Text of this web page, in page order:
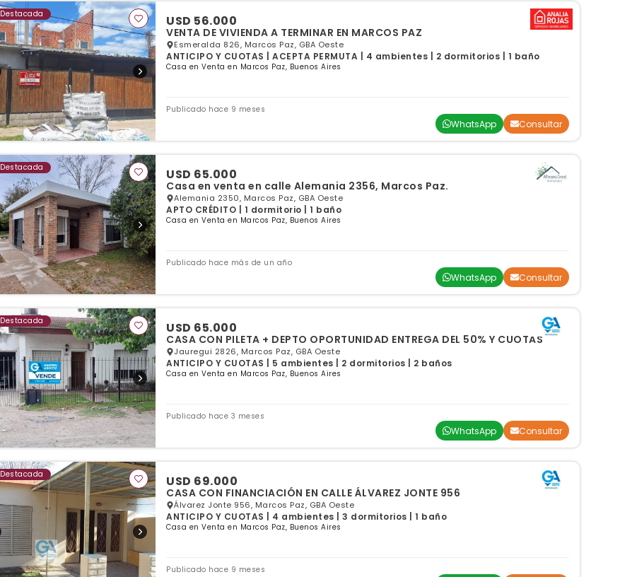
Destacada USD 56.000
VENTA DE VIVIENDA A TERMINAR EN MARCOS PAZ
Esmeralda 826, Marcos Paz, GBA Oeste
ANTICIPO Y CUOTAS | ACEPTA PERMUTA | 4 ambientes | 2 dormitorios | 1 baño
Casa en Venta en Marcos Paz, Buenos Aires
Publicado hace 9 meses
WhatsApp Consultar
Destacada USD 65.000
Casa en venta en calle Alemania 2356, Marcos Paz.
Alemania 2350, Marcos Paz, GBA Oeste
APTO CRÉDITO | 1 dormitorio | 1 baño
Casa en Venta en Marcos Paz, Buenos Aires
Publicado hace más de un año
WhatsApp Consultar
Destacada USD 65.000
CASA CON PILETA + DEPTO OPORTUNIDAD ENTREGA DEL 50% Y CUOTAS
Jauregui 2826, Marcos Paz, GBA Oeste
ANTICIPO Y CUOTAS | 5 ambientes | 2 dormitorios | 2 baños
Casa en Venta en Marcos Paz, Buenos Aires
Publicado hace 3 meses
WhatsApp Consultar
Destacada USD 69.000
CASA CON FINANCIACIÓN EN CALLE ÁLVAREZ JONTE 956
Álvarez Jonte 956, Marcos Paz, GBA Oeste
ANTICIPO Y CUOTAS | 4 ambientes | 3 dormitorios | 1 baño
Casa en Venta en Marcos Paz, Buenos Aires
Publicado hace 9 meses